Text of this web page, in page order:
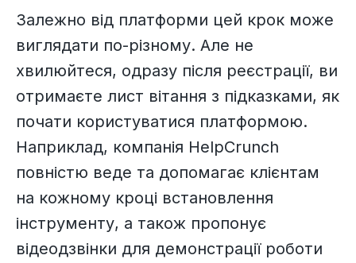
Залежно від платформи цей крок може
виглядати по-різному. Але не
хвилюйтеся, одразу після реєстрації, ви
отримаєте лист вітання з підказками, як
почати користуватися платформою.
Наприклад, компанія HelpCrunch
повністю веде та допомагає клієнтам
на кожному кроці встановлення
інструменту, а також пропонує
відеодзвінки для демонстрації роботи